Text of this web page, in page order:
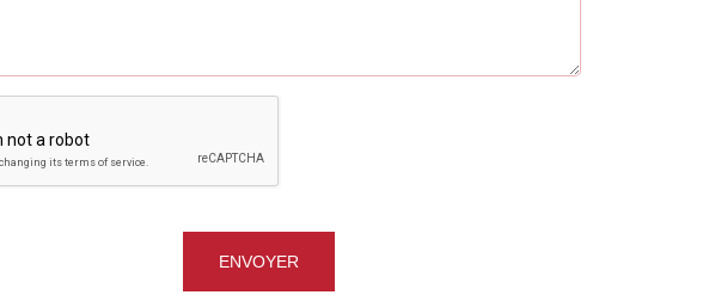
ENVOYER